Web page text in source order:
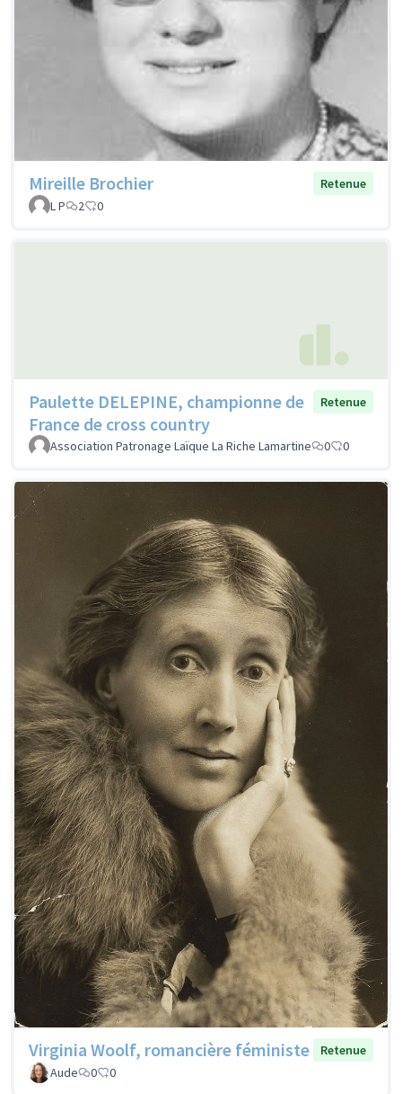
Mireille Brochier
Retenue
L P
2 0
Paulette DELEPINE, championne de
France de cross country
Retenue
Association Patronage Laïque La Riche Lamartine 0 0
Virginia Woolf, romancière féministe
Retenue
Aude
0 0